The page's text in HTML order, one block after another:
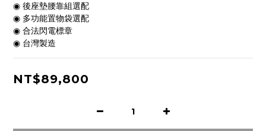
◉ 後座墊腰靠組選配
◉ 多功能置物袋選配
◉ 合法閃電標章
◉ 台灣製造
NT$89,800